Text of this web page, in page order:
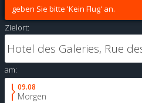
geben Sie bitte 'Kein Flug' an.
Zielort:
am:
09.08
Morgen